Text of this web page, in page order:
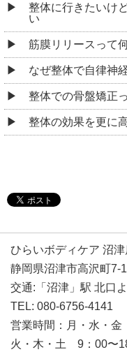
整体に行きたいけ
い
筋膜リリースって
なぜ整体で自律神
整体での骨盤矯正
整体の効果を更に
ひらいボディケア 沼津
静岡県沼津市高沢町7-
交通:「沼津」駅 北口
TEL: 080-6756-4141
営業時間：月・水・
火・木・土 9：00〜